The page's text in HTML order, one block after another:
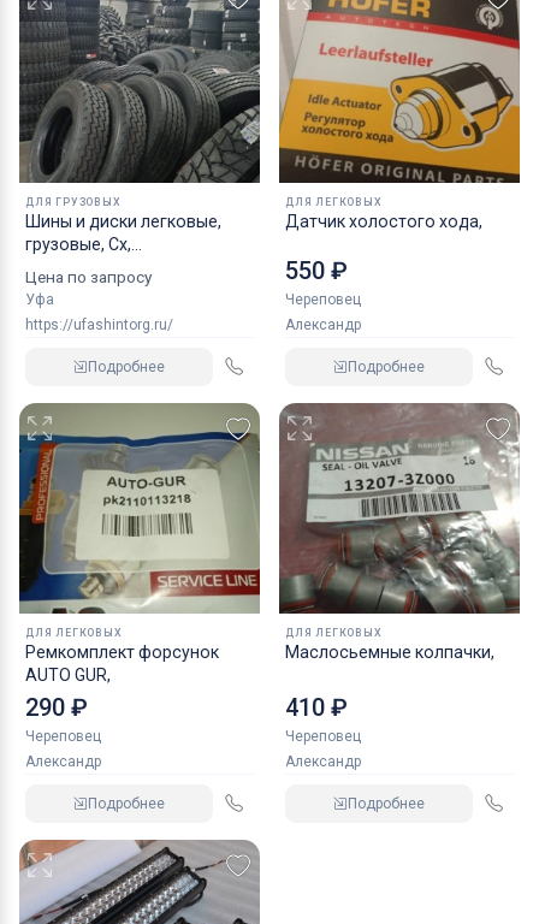
ДЛЯ ГРУЗОВЫХ
Шины и диски легковые,
грузовые, Сх,
Цена по запросу
Уфа
https://ufashintorg.ru/
Подробнее
ДЛЯ ЛЕГКОВЫХ
Датчик холостого хода,
550 ₽
Череповец
Александр
Подробнее
ДЛЯ ЛЕГКОВЫХ
Ремкомплект форсунок
AUTO GUR,
290 ₽
Череповец
Александр
Подробнее
ДЛЯ ЛЕГКОВЫХ
Маслосьемные колпачки,
410 ₽
Череповец
Александр
Подробнее